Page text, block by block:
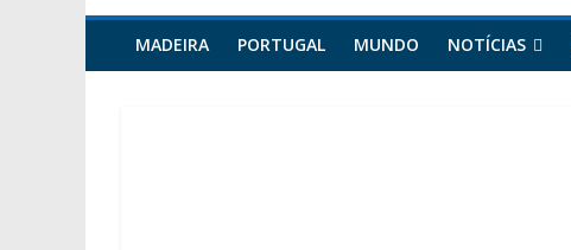
MADEIRA PORTUGAL MUNDO NOTÍCIAS